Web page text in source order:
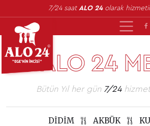
7/24 saat ALO 24olarak
ALO 24
Bütün Yıl her gün 7/24
DIDIM AKBÜK